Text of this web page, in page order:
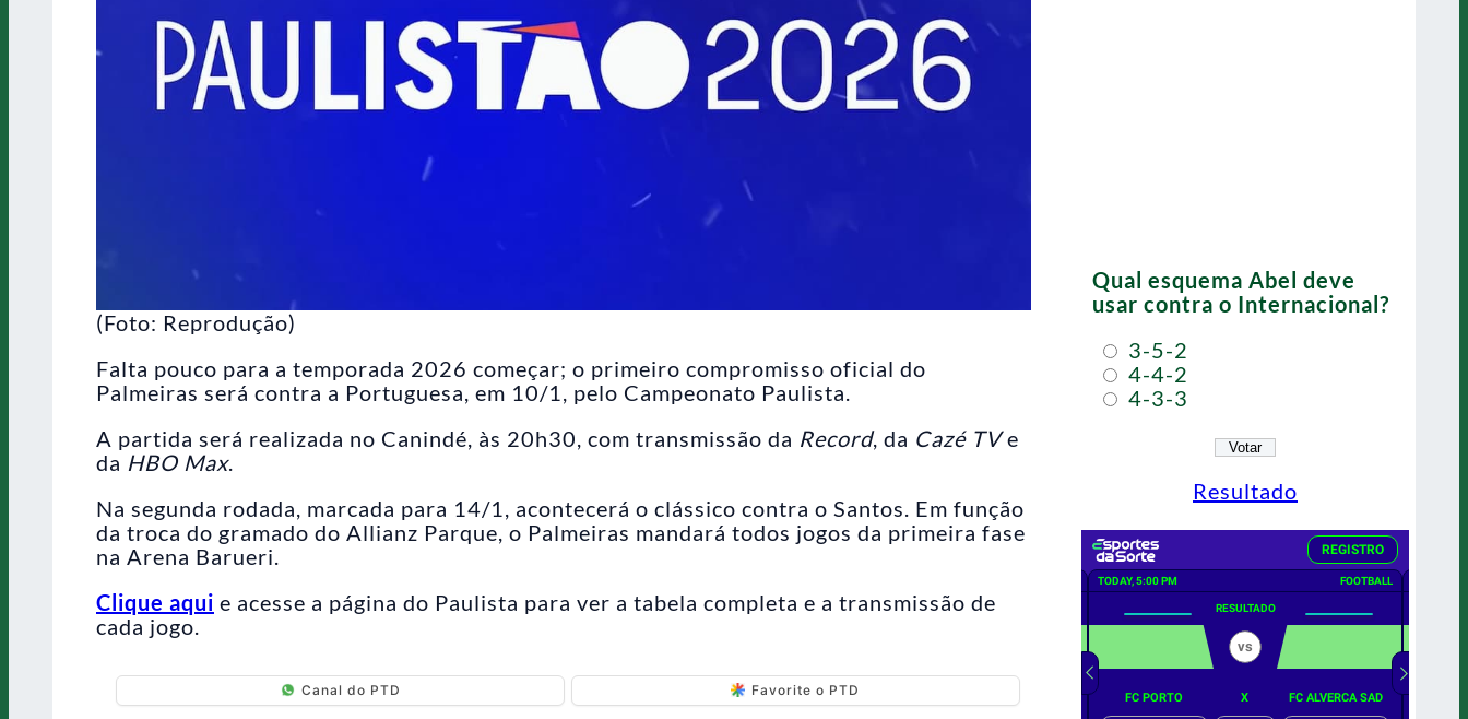
(Foto: Reprodução)
Falta pouco para a temporada 2026 começar; o primeiro compromisso oficial do
Palmeiras será contra a Portuguesa, em 10/1, pelo Campeonato Paulista.
A partida será realizada no Canindé, às 20h30, com transmissão da Record, da Cazé TVe
da HBO Max.
Na segunda rodada, marcada para 14/1, acontecerá o clássico contra o Santos. Em função
da troca do gramado do Allianz Parque, o Palmeiras mandará todos jogos da primeira fase
na Arena Barueri.
Clique aqui e acesse a página do Paulista para ver a tabela completa e a transmissão de
cada jogo.
Canal do PTD Favorite o PTD
Qual esquema Abel deve
usar contra o Internacional?
3-5-2
4-4-2
4-3-3
Resultado